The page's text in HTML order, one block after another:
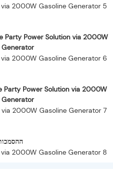
Party Power Solution via 2000W
Party Power Solution via 2000W